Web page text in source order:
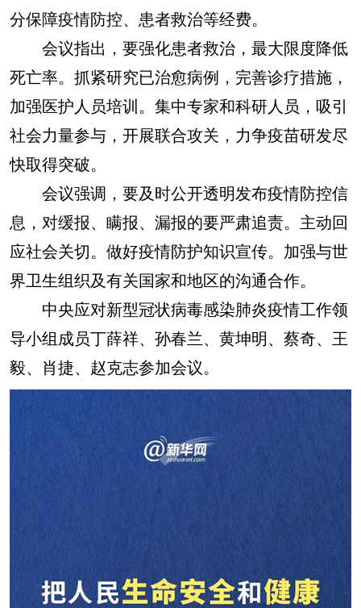
分保障疫情防控、患者救治等经费。
会议指出，要强化患者救治，最大限度降低
死亡率。抓紧研究已治愈病例，完善诊疗措施，
加强医护人员培训。集中专家和科研人员，吸引
社会力量参与，开展联合攻关，力争疫苗研发尽
快取得突破。
会议强调，要及时公开透明发布疫情防控信
息，对缓报、瞒报、漏报的要严肃追责。主动回
应社会关切。做好疫情防护知识宣传。加强与世
界卫生组织及有关国家和地区的沟通合作。
中央应对新型冠状病毒感染肺炎疫情工作领
导小组成员丁薛祥、孙春兰、黄坤明、蔡奇、王
毅、肖捷、赵克志参加会议。